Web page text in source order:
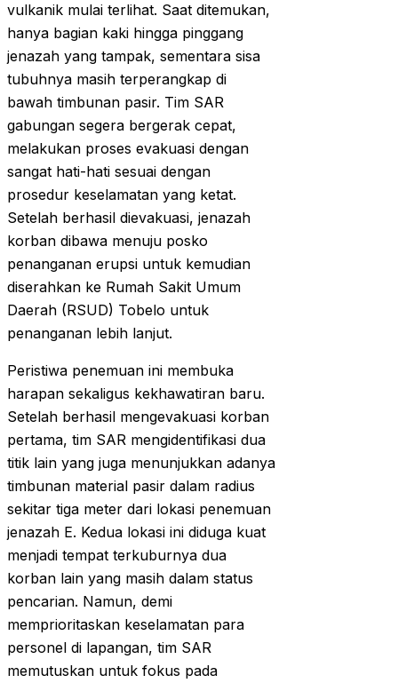
vulkanik mulai terlihat. Saat ditemukan,
hanya bagian kaki hingga pinggang
jenazah yang tampak, sementara sisa
tubuhnya masih terperangkap di
bawah timbunan pasir. Tim SAR
gabungan segera bergerak cepat,
melakukan proses evakuasi dengan
sangat hati-hati sesuai dengan
prosedur keselamatan yang ketat.
Setelah berhasil dievakuasi, jenazah
korban dibawa menuju posko
penanganan erupsi untuk kemudian
diserahkan ke Rumah Sakit Umum
Daerah (RSUD) Tobelo untuk
penanganan lebih lanjut.
Peristiwa penemuan ini membuka
harapan sekaligus kekhawatiran baru.
Setelah berhasil mengevakuasi korban
pertama, tim SAR mengidentifikasi dua
titik lain yang juga menunjukkan adanya
timbunan material pasir dalam radius
sekitar tiga meter dari lokasi penemuan
jenazah E. Kedua lokasi ini diduga kuat
menjadi tempat terkuburnya dua
korban lain yang masih dalam status
pencarian. Namun, demi
memprioritaskan keselamatan para
personel di lapangan, tim SAR
memutuskan untuk fokus pada